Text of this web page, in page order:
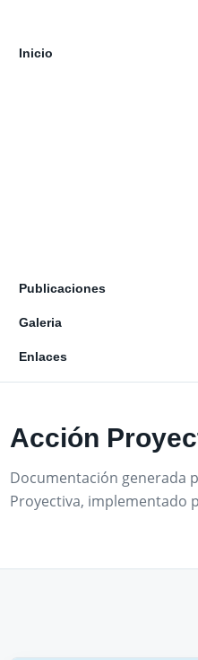
Inicio
Publicaciones
Galeria
Enlaces
Acción
Documentación generada
Proyectiva, implementado